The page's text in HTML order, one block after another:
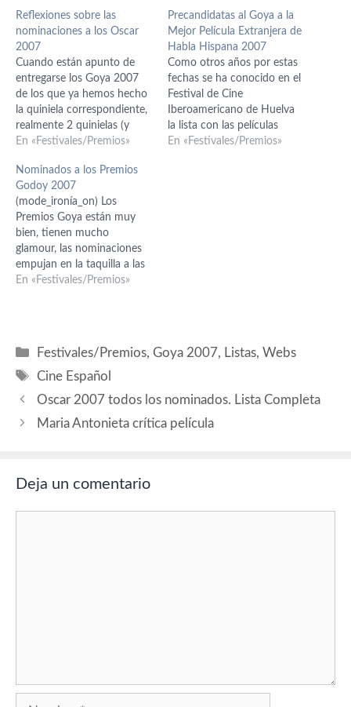
Reflexiones sobre las
nominaciones a los Oscar
2007
Cuando están apunto de
entregarse los Goya 2007
de los que ya hemos hecho
la quiniela correspondiente,
realmente 2 quinielas (y
hemos enlazado los trailers
estamos digiriendo las
nominaciones a los Oscar
2007. Respecto a las que
anunciábamos como
favoritas, hay que decir que
ha habido sorpresas…
En «Festivales/Premios»
Precandidatas al Goya a la
Mejor Película Extranjera de
Habla Hispana 2007
Como otros años por estas
fechas se ha conocido en el
Festival de Cine
Iberoamericano de Huelva
la lista con las películas
precandidatas al Goya a la
En «Festivales/Premios»
Nominados a los Premios
Godoy 2007
(mode_ironía_on) Los
Premios Goya están muy
bien, tienen mucho
glamour, las nominaciones
empujan en la taquilla a las
películas nominadas, ponen
académicos.
(mode_ironía_off) Pero
de nominados a…
En «Festivales/Premios»
Categorías
Festivales/Premios,Goya 2007, Listas,Webs
Etiquetas
Cine Español
Oscar 2007 todos los nominados. Lista Completa
Maria Antonieta crítica película
Deja un comentario